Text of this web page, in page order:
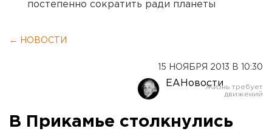
постепенно сократить ради планеты
← НОВОСТИ
15 НОЯБРЯ 2013 В 10:30
ЕАНовости
В Прикамье столкнулись